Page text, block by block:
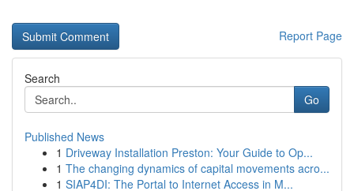
Report Page
Search
Go
Published News
1 Driveway Installation Preston: Your Guide to Op...
1 The changing dynamics of capital movements acro...
1 SIAP4DI: The Portal to Internet Access in M...